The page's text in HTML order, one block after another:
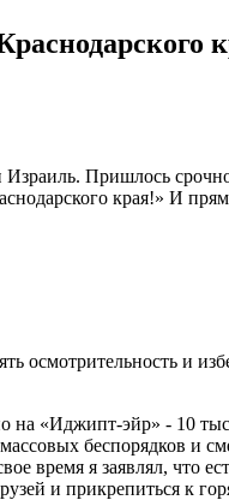
Израиль. Пришлось
края!» И
осмотрительность и
«Иджипт-эйр» - 10
беспорядков и
время я заявлял, что
и прикрепиться к